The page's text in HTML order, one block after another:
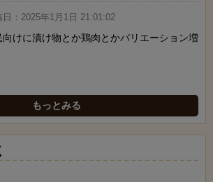
： 2025年1月1日 21:01:02
けに漬け物とか鶏肉とかバリエーション増
もっとみる